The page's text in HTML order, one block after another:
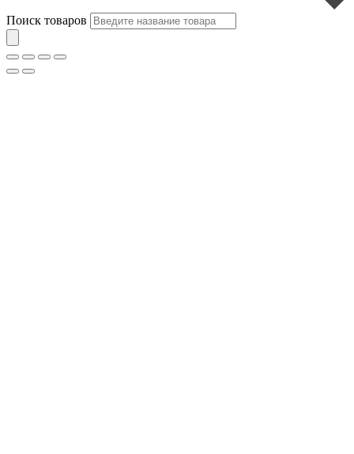
Поиск товаров